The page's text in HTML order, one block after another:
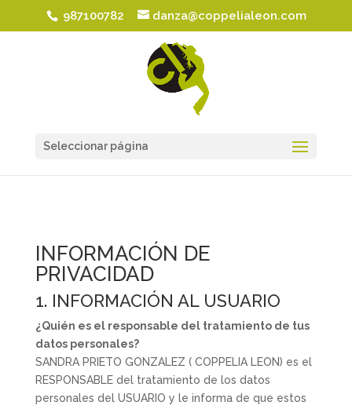
987100782 danza@coppelialeon.com
Seleccionar página
INFORMACIÓN DE
PRIVACIDAD
1. INFORMACIÓN AL USUARIO
¿Quién es el responsable del tratamiento de tus
datos personales?
SANDRA PRIETO GONZALEZ ( COPPELIA LEON) es el
RESPONSABLE del tratamiento de los datos
personales del USUARIO y le informa de que estos